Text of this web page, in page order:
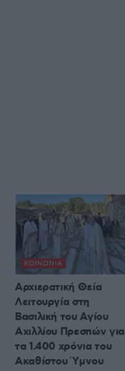
ΚΟΙΝΩΝΊΑ
Αρχιερατική Θεία
Λειτουργία στη
Βασιλική του Αγίου
Αχιλλίου Πρεσπών για
τα 1.400 χρόνια του
Ακαθίστου Ύμνου